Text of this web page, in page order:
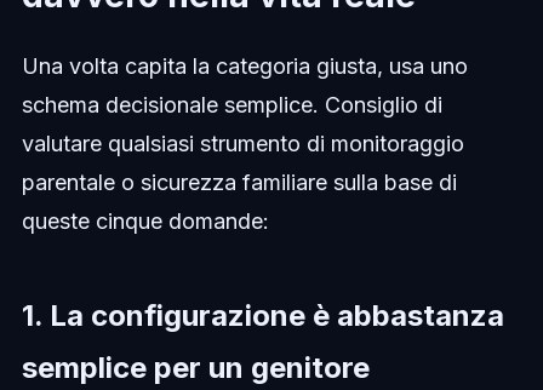
Una volta capita la categoria giusta, usa uno
schema decisionale semplice. Consiglio di
valutare qualsiasi strumento di monitoraggio
parentale o sicurezza familiare sulla base di
queste cinque domande:
1. La configurazione è abbastanza
semplice per un genitore